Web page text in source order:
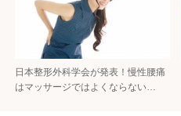
日本整形外科学会が発表！慢性腰痛
はマッサージではよくならない…